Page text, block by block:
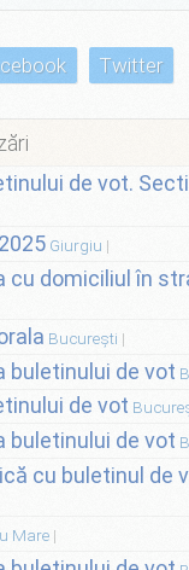
Twitter
de vot.
Giurgiu
cu domiciliul în
București
buletinului de vot
de vot
buletinului de vot
cu buletinul de
Mare